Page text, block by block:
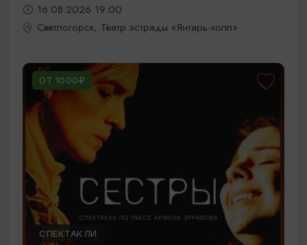
16.08.2026 19:00
Светлогорск, Театр эстрады «Янтарь-холл»
ОТ 1000₽
СПЕКТАКЛИ